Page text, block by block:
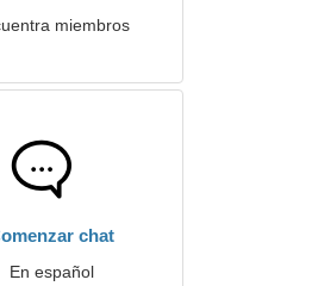
miembros
chat
En español